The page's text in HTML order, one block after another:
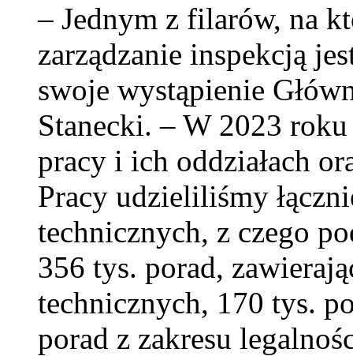
– Jednym z filarów, na
zarządzanie inspekcją
swoje wystąpienie
Stanecki. – W 2023
pracy i ich oddziałach
Pracy udzieliliśmy
technicznych, z czego
356 tys. porad,
technicznych, 170 tys.
porad z zakresu